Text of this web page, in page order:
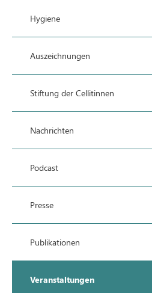
Hygiene
Auszeichnungen
Stiftung der Cellitinnen
Nachrichten
Podcast
Presse
Publikationen
Veranstaltungen